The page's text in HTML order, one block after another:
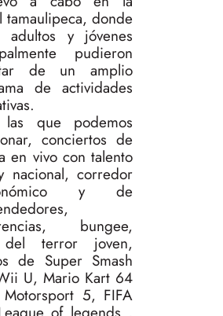
tamaulipeca, donde
adultos y jóvenes
pudieron
de un amplio
de actividades
las que podemos
conciertos de
en vivo con talento
nacional, corredor
y de
bungee,
del terror joven,
de Super Smash
U, Mario Kart 64
Motorsport 5, FIFA